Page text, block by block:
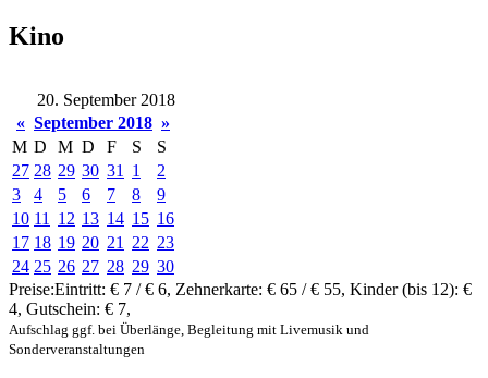
Kino
20. September 2018
« September 2018 »
M D M D F S
S
27 28 29 30 31 1
2
3
4 5 6 7 8
9
10 11 12 13 14 15 16
17 18 19 20 21 22 23
24 25 26 27 28 29 30
Preise:Eintritt: € 7 / € 6, Zehnerkarte: € 65 / € 55, Kinder (bis 12): €
4, Gutschein: € 7,
Aufschlag ggf. bei Überlänge, Begleitung mit Livemusik und
Sonderveranstaltungen